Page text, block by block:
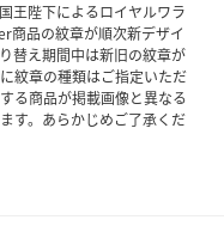
王陛下によるロイヤルワラ
商品の紋章が順次新デザイ
替え期間中は新旧の紋章が
紋章の種類はご指定いただ
る商品が掲載画像と異なる
す。あらかじめご了承くだ